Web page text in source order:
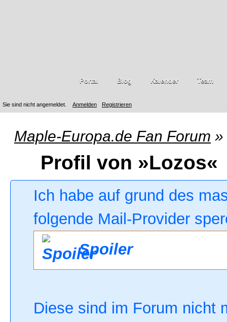
Sie sind nicht angemeldet. Anmelden Registrieren
Portal Blog Kalender Team
Maple-Europa.de Fan Forum »
Profil von »Lozos«
Ich habe auf grund des
folgende Mail-Provider
Spoiler
Diese sind im Forum nicht